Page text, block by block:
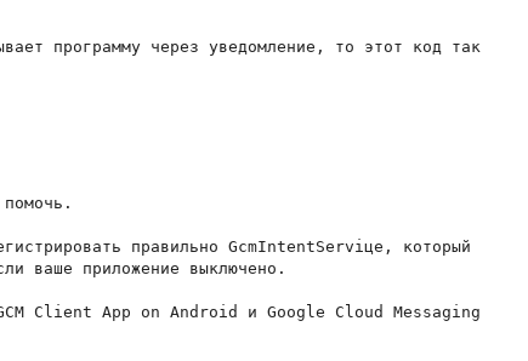
программу через уведомление, то этот код так
правильно GcmIntentServiце, который
ваше приложение выключено.